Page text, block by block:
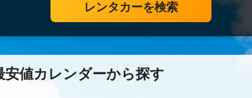
レンタカーを検索
値カレンダーから探す